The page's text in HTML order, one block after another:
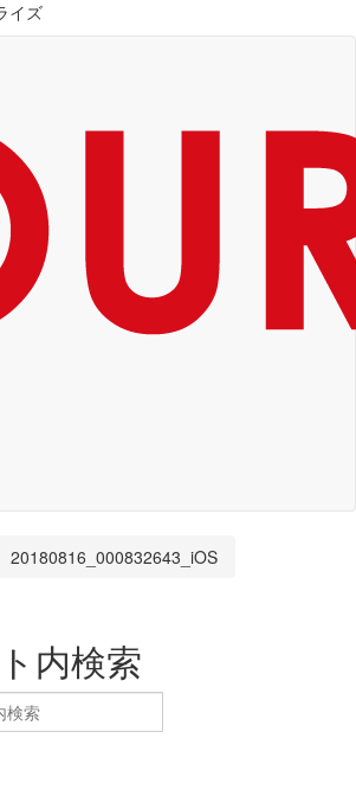
イズ
20180816_000832643_iOS
内検索